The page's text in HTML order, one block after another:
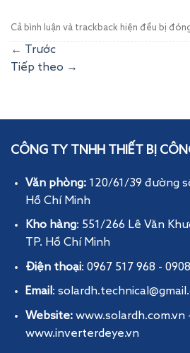
Cả bình luận và trackback hiện đều bị
←
Trước
Tiếp theo →
CÔNG TY TNHH THIẾT BỊ
Văn phòng: 120/61/39 đường
Hồ Chí Minh
Kho hàng: 551/266 Lê Văn
TP. Hồ Chí Minh
Điện thoại: 0967 517 968 -
Email:
Website: www.solardh.com.vn
www.inverterdeye.vn